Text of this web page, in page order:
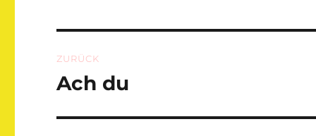
ZURÜCK
Vorheriger
Ach du